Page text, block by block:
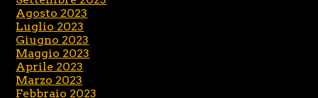
Agosto 2023
Luglio 2023
Giugno 2023
Maggio 2023
Aprile 2023
Marzo 2023
Febbraio 2023